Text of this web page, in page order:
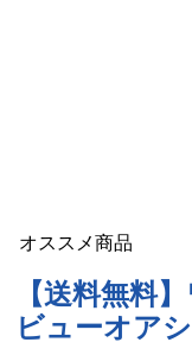
オススメ商品